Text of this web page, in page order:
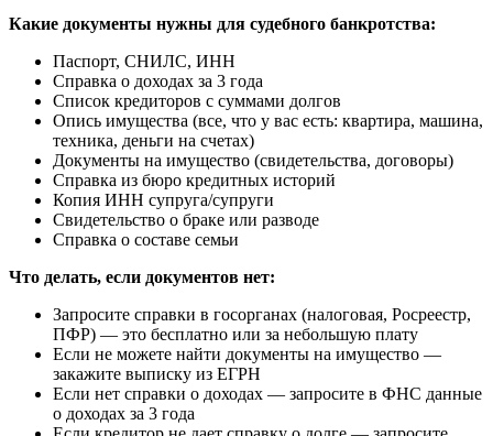
Какие документы нужны для судебного банкротства:
Паспорт, СНИЛС, ИНН
Справка о доходах за 3 года
Список кредиторов с суммами долгов
Опись имущества (все, что у вас есть: квартира, машина,
техника, деньги на счетах)
Документы на имущество (свидетельства, договоры)
Справка из бюро кредитных историй
Копия ИНН супруга/супруги
Свидетельство о браке или разводе
Справка о составе семьи
Что делать, если документов нет:
Запросите справки в госорганах (налоговая, Росреестр,
ПФР) — это бесплатно или за небольшую плату
Если не можете найти документы на имущество —
закажите выписку из ЕГРН
Если нет справки о доходах — запросите в ФНС данные
о доходах за 3 года